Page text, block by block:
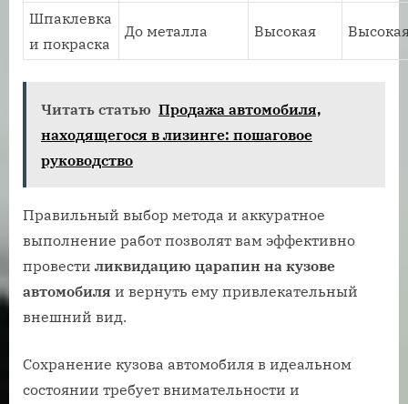
Шпаклевка
и покраска
До металла Высокая
Читать статью Продажа автомобиля,
находящегося в лизинге: пошаговое
руководство
Правильный выбор метода и аккуратное
выполнение работ позволят вам эффективно
провести ликвидацию царапин на кузове
автомобиля и вернуть ему привлекательный
внешний вид.
Сохранение кузова автомобиля в идеальном
состоянии требует внимательности и